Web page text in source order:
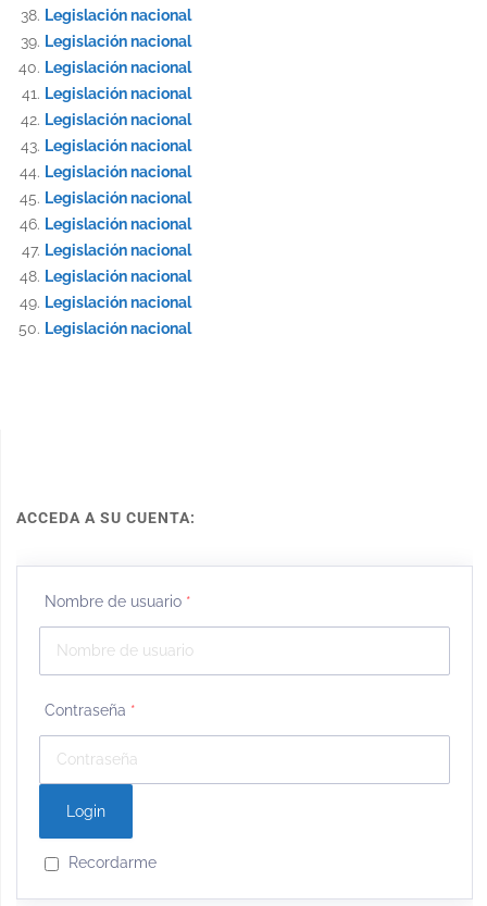
Legislación nacional
Legislación nacional
Legislación nacional
Legislación nacional
Legislación nacional
Legislación nacional
Legislación nacional
Legislación nacional
Legislación nacional
Legislación nacional
Legislación nacional
Legislación nacional
Legislación nacional
ACCEDA A SU CUENTA:
Nombre de usuario *
Contraseña *
Recordarme